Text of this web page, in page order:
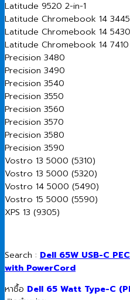
Latitude 9520 2-in-1
Latitude Chromebook 14 3445
Latitude Chromebook 14 5430
Latitude Chromebook 14 7410
Precision 3480
Precision 3490
Precision 3540
Precision 3550
Precision 3560
Precision 3570
Precision 3580
Precision 3590
Vostro 13 5000 (5310)
Vostro 13 5000 (5320)
Vostro 14 5000 (5490)
Vostro 15 5000 (5590)
XPS 13 (9305)
Search : Dell 65W USB-C
with PowerCord
หาซื้อ Dell 65 Watt Type-C